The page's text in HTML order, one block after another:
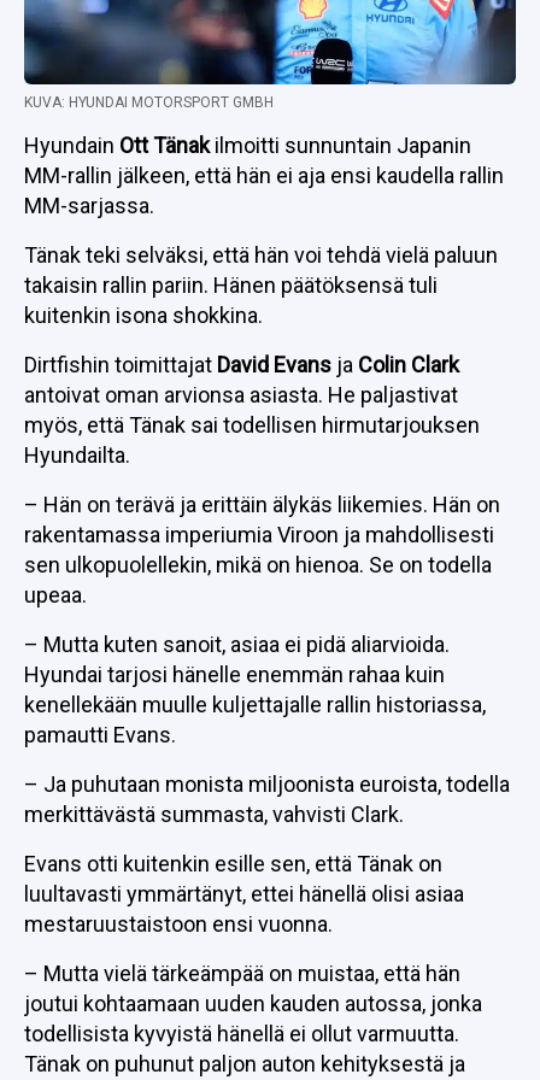
KUVA: HYUNDAI MOTORSPORT GMBH
Hyundain Ott Tänakilmoitti sunnuntain Japanin
MM-rallin jälkeen, että hän ei aja ensi kaudella rallin
MM-sarjassa.
Tänak teki selväksi, että hän voi tehdä vielä paluun
takaisin rallin pariin. Hänen päätöksensä tuli
kuitenkin isona shokkina.
Dirtfishin toimittajat David Evans ja Colin Clark
antoivat oman arvionsa asiasta. He paljastivat
myös, että Tänak sai todellisen hirmutarjouksen
Hyundailta.
– Hän on terävä ja erittäin älykäs liikemies. Hän on
rakentamassa imperiumia Viroon ja mahdollisesti
sen ulkopuolellekin, mikä on hienoa. Se on todella
upeaa.
– Mutta kuten sanoit, asiaa ei pidä aliarvioida.
Hyundai tarjosi hänelle enemmän rahaa kuin
kenellekään muulle kuljettajalle rallin historiassa,
pamautti Evans.
– Ja puhutaan monista miljoonista euroista, todella
merkittävästä summasta, vahvisti Clark.
Evans otti kuitenkin esille sen, että Tänak on
luultavasti ymmärtänyt, ettei hänellä olisi asiaa
mestaruustaistoon ensi vuonna.
– Mutta vielä tärkeämpää on muistaa, että hän
joutui kohtaamaan uuden kauden autossa, jonka
todellisista kyvyistä hänellä ei ollut varmuutta.
Tänak on puhunut paljon auton kehityksestä ja